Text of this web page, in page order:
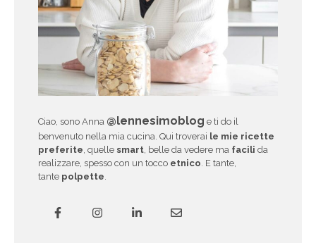
Ciao, sono Anna @lennesimoblog e ti do il
benvenuto nella mia cucina. Qui troverai le mie ricette
preferite , quelle smart , belle da vedere ma facili da
realizzare, spesso con un tocco etnico . E tante,
tante polpette